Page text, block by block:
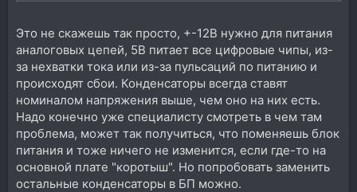
Это не скажешь так просто, +-12В нужно для питания
аналоговых цепей, 5В питает все цифровые чипы, из-
за нехватки тока или из-за пульсаций по питанию и
происходят сбои. Конденсаторы всегда ставят
номиналом напряжения выше, чем оно на них есть.
Надо конечно уже специалисту смотреть в чем там
проблема, может так получиться, что поменяешь блок
питания и тоже ничего не изменится, если где-то на
основной плате "коротыш". Но попробовать заменить
остальные конденсаторы в БП можно.